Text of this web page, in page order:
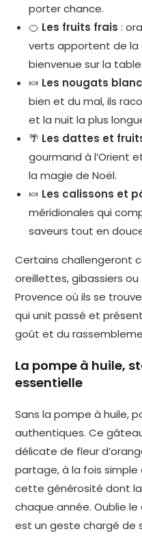
porter chance.
🍊 Les fruits frais :
verts apportent de la
bienvenue sur la table.
🍬 Les nougats
bien et du mal, ils
et la nuit la plus
🌴 Les dattes et
gourmand à l’Orient
la magie de Noël.
🍬 Les calissons et
méridionales qui
saveurs tout en
Certains challengeront
oreillettes, gibassiers
Provence où ils se
qui unit passé et
goût et du
La pompe à huile,
essentielle
Sans la pompe à huile,
authentiques. Ce
délicate de fleur
partage, à la fois
cette générosité dont la
chaque année. Oublie
est un geste chargé de